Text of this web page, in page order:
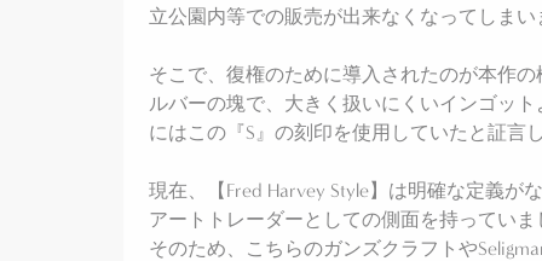
立公園内等での販売が出来なくなってしまい
そこで、復権のために導入されたのが本作
ルバーの塊で、大きく扱いにくいインゴッ
にはこの『S』の刻印を使用していたと証言
現在、【Fred Harvey Style】は明確な定義
アートトレーダーとしての側面を持っていま
そのため、こちらのガンズクラフトや